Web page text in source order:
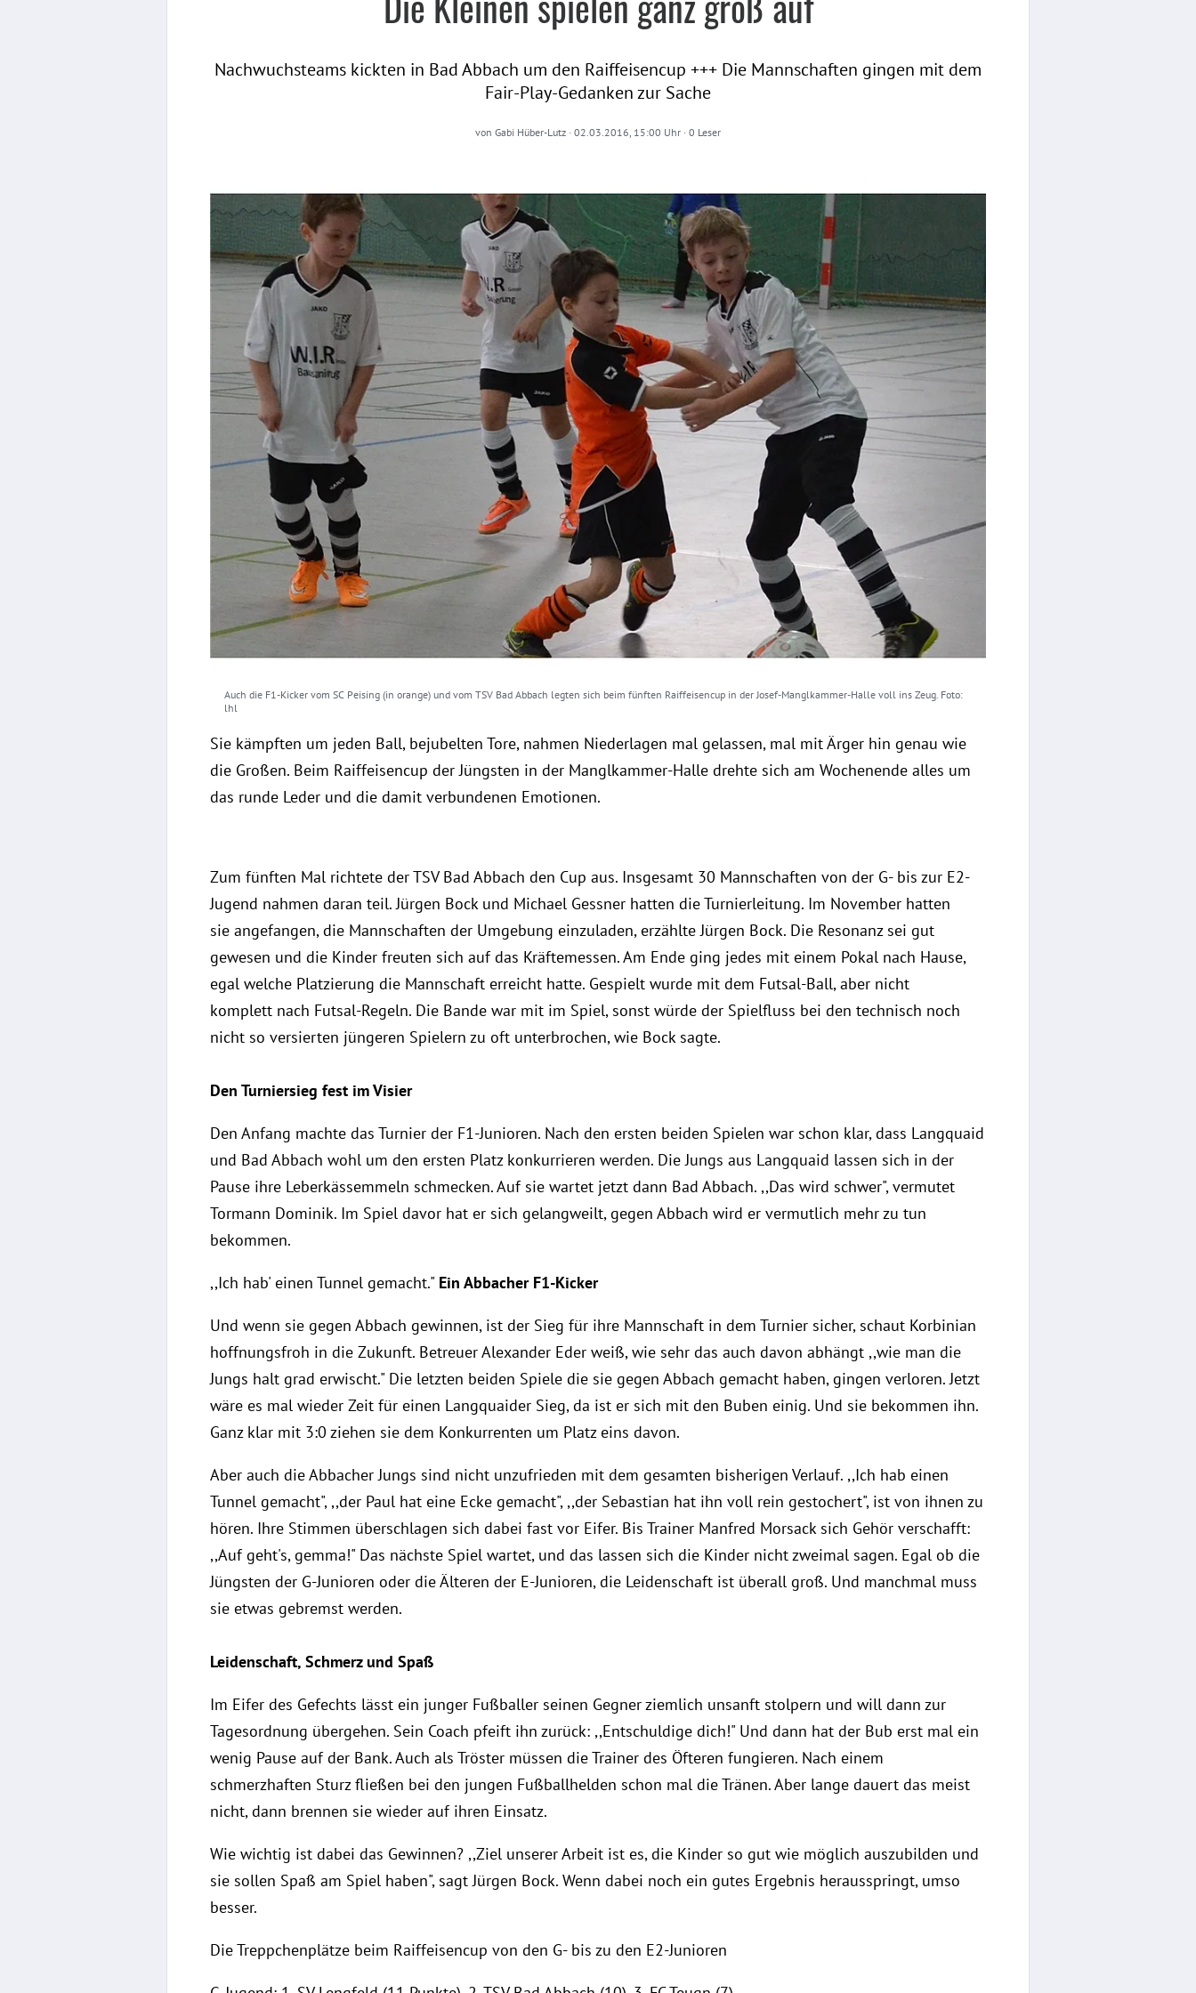
Nachwuchsteams kickten in Bad Abbach um den Raiffeisencup +++ Die Mannschaften gingen mit dem
Fair-Play-Gedanken zur Sache
von Gabi Hüber-Lutz · 02.03.2016, 15:00 Uhr · 0 Leser
Auch die F1-Kicker vom SC Peising (in orange) und vom TSV Bad Abbach legten sich beim fünften Raiffeisencup in der Josef-Manglkammer-Halle voll ins Zeug. Foto:
lhl
Sie kämpften um jeden Ball, bejubelten Tore, nahmen Niederlagen mal gelassen, mal mit Ärger hin genau wie
die Großen. Beim Raiffeisencup der Jüngsten in der Manglkammer-Halle drehte sich am Wochenende alles um
das runde Leder und die damit verbundenen Emotionen.
Zum fünften Mal richtete der TSV Bad Abbach den Cup aus. Insgesamt 30 Mannschaften von der G- bis zur E2-
Jugend nahmen daran teil. Jürgen Bock und Michael Gessner hatten die Turnierleitung. Im November hatten
sie angefangen, die Mannschaften der Umgebung einzuladen, erzählte Jürgen Bock. Die Resonanz sei gut
gewesen und die Kinder freuten sich auf das Kräftemessen. Am Ende ging jedes mit einem Pokal nach Hause,
egal welche Platzierung die Mannschaft erreicht hatte. Gespielt wurde mit dem Futsal-Ball, aber nicht
komplett nach Futsal-Regeln. Die Bande war mit im Spiel, sonst würde der Spielfluss bei den technisch noch
nicht so versierten jüngeren Spielern zu oft unterbrochen, wie Bock sagte.
Den Turniersieg fest im Visier
Den Anfang machte das Turnier der F1-Junioren. Nach den ersten beiden Spielen war schon klar, dass Langquaid
und Bad Abbach wohl um den ersten Platz konkurrieren werden. Die Jungs aus Langquaid lassen sich in der
Pause ihre Leberkässemmeln schmecken. Auf sie wartet jetzt dann Bad Abbach. ,,Das wird schwer", vermutet
Tormann Dominik. Im Spiel davor hat er sich gelangweilt, gegen Abbach wird er vermutlich mehr zu tun
bekommen.
,,Ich hab' einen Tunnel gemacht." Ein Abbacher F1-Kicker
Und wenn sie gegen Abbach gewinnen, ist der Sieg für ihre Mannschaft in dem Turnier sicher, schaut Korbinian
hoffnungsfroh in die Zukunft. Betreuer Alexander Eder weiß, wie sehr das auch davon abhängt ,,wie man die
Jungs halt grad erwischt." Die letzten beiden Spiele die sie gegen Abbach gemacht haben, gingen verloren. Jetzt
wäre es mal wieder Zeit für einen Langquaider Sieg, da ist er sich mit den Buben einig. Und sie bekommen ihn.
Ganz klar mit 3:0 ziehen sie dem Konkurrenten um Platz eins davon.
Aber auch die Abbacher Jungs sind nicht unzufrieden mit dem gesamten bisherigen Verlauf. ,,Ich hab einen
Tunnel gemacht", ,,der Paul hat eine Ecke gemacht", ,,der Sebastian hat ihn voll rein gestochert", ist von ihnen zu
hören. Ihre Stimmen überschlagen sich dabei fast vor Eifer. Bis Trainer Manfred Morsack sich Gehör verschafft:
,,Auf geht's, gemma!" Das nächste Spiel wartet, und das lassen sich die Kinder nicht zweimal sagen. Egal ob die
Jüngsten der G-Junioren oder die Älteren der E-Junioren, die Leidenschaft ist überall groß. Und manchmal muss
sie etwas gebremst werden.
Leidenschaft, Schmerz und Spaß
Im Eifer des Gefechts lässt ein junger Fußballer seinen Gegner ziemlich unsanft stolpern und will dann zur
Tagesordnung übergehen. Sein Coach pfeift ihn zurück: ,,Entschuldige dich!" Und dann hat der Bub erst mal ein
wenig Pause auf der Bank. Auch als Tröster müssen die Trainer des Öfteren fungieren. Nach einem
schmerzhaften Sturz fließen bei den jungen Fußballhelden schon mal die Tränen. Aber lange dauert das meist
nicht, dann brennen sie wieder auf ihren Einsatz.
Wie wichtig ist dabei das Gewinnen? ,,Ziel unserer Arbeit ist es, die Kinder so gut wie möglich auszubilden und
sie sollen Spaß am Spiel haben", sagt Jürgen Bock. Wenn dabei noch ein gutes Ergebnis herausspringt, umso
besser.
Die Treppchenplätze beim Raiffeisencup von den G- bis zu den E2-Junioren